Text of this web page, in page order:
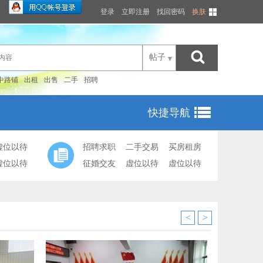
登录 立即注册 找回密码 换肤
帖子
路铺 出租 出售 二手 招聘
快捷导航
位以待
位以待
招聘求职 二手交易
买房租房
征婚交友
虚位以待 虚位以待
< >